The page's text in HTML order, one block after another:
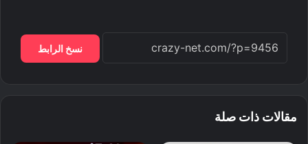
نسخ الرابط
مقالات ذات صلة